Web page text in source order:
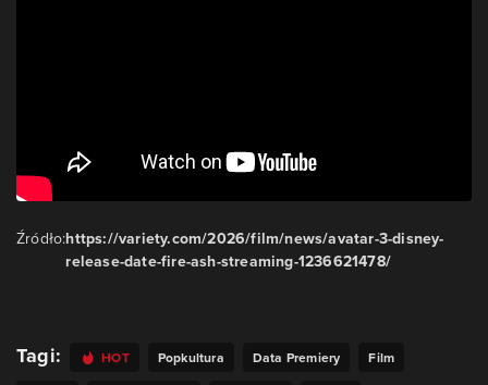
Źródło:https://variety.com/2026/film/news/avatar-3-disney-
release-date-fire-ash-streaming-1236621478/
Tagi: HOT Popkultura Data Premiery Film